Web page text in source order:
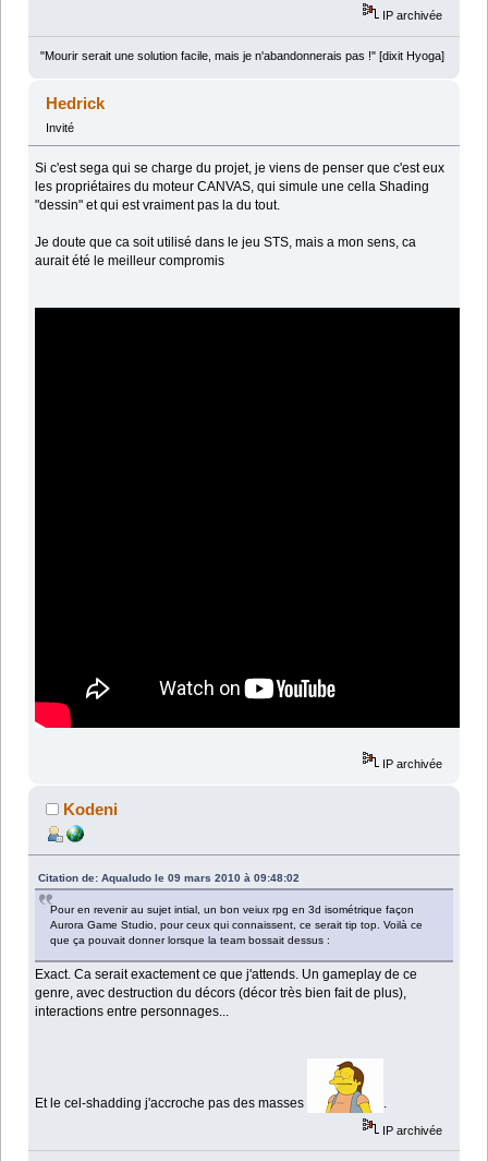
IP archivée
"Mourir serait une solution facile, mais je n'abandonnerais pas !" [dixit Hyoga]
Hedrick
Invité
Si c'est sega qui se charge du projet, je viens de penser que c'est eux
les propriétaires du moteur CANVAS, qui simule une cella Shading
"dessin" et qui est vraiment pas la du tout.
Je doute que ca soit utilisé dans le jeu STS, mais a mon sens, ca
aurait été le meilleur compromis
IP archivée
Kodeni
Citation de: Aqualudo le 09 mars 2010 à 09:48:02
Pour en revenir au sujet intial, un bon veiux rpg en 3d isométrique façon
Aurora Game Studio, pour ceux qui connaissent, ce serait tip top. Voilà ce
que ça pouvait donner lorsque la team bossait dessus :
Exact. Ca serait exactement ce que j'attends. Un gameplay de ce
genre, avec destruction du décors (décor très bien fait de plus),
interactions entre personnages...
Et le cel-shadding j'accroche pas des masses .
IP archivée